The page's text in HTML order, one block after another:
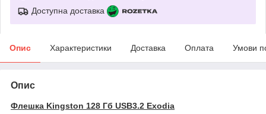
Доступна доставка
Опис Характеристики Доставка Оплата Умови
Опис
Флешка Kingston 128 Гб USB3.2 Exodia